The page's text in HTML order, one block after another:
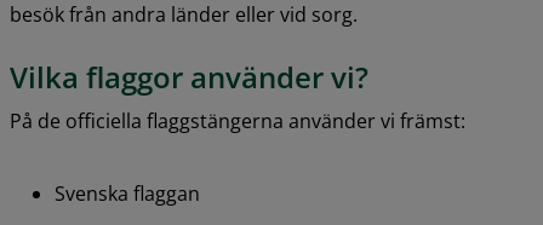
besök från andra länder eller vid sorg.
Vilka flaggor använder vi?
På de officiella flaggstängerna använder vi främst:
Svenska flaggan